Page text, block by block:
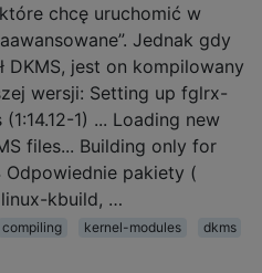
chcę uruchomić w
Jednak gdy
DKMS, jest on kompilowany
wersji: Setting up fglrx-
1) ... Loading new
files... Building only for
Odpowiednie pakiety (
kbuild, …
compiling kernel-modules dkms